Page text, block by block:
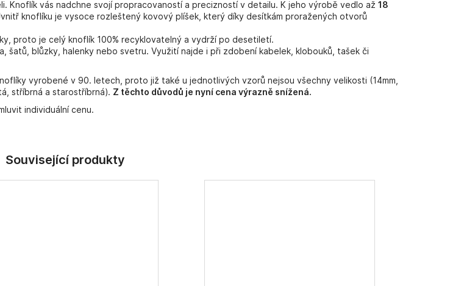
Knoflík vás nadchne svojí propracovaností a precizností v detailu. K jeho výrobě vedlo až 18
knoflíku je vysoce rozleštený kovový plíšek, který díky desítkám proražených otvorů
proto je celý knoflík 100% recyklovatelný a vydrží po desetiletí.
šatů, blůzky, halenky nebo svetru. Využití najde i při zdobení kabelek, klobouků, tašek či
vyrobené v 90. letech, proto již také u jednotlivých vzorů nejsou všechny velikosti (14mm,
stříbrná a starostříbrná). Z těchto důvodů je nyní cena výrazně snížená.
individuální cenu.